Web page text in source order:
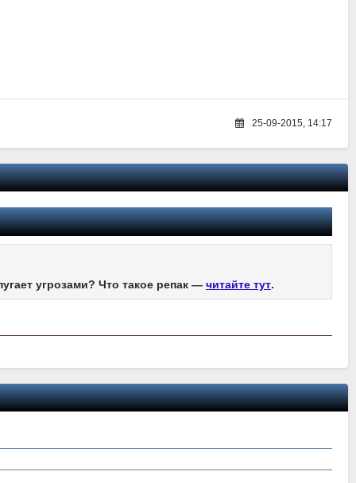
25-09-2015, 14:17
угрозами? Что такое репак — читайте тут.